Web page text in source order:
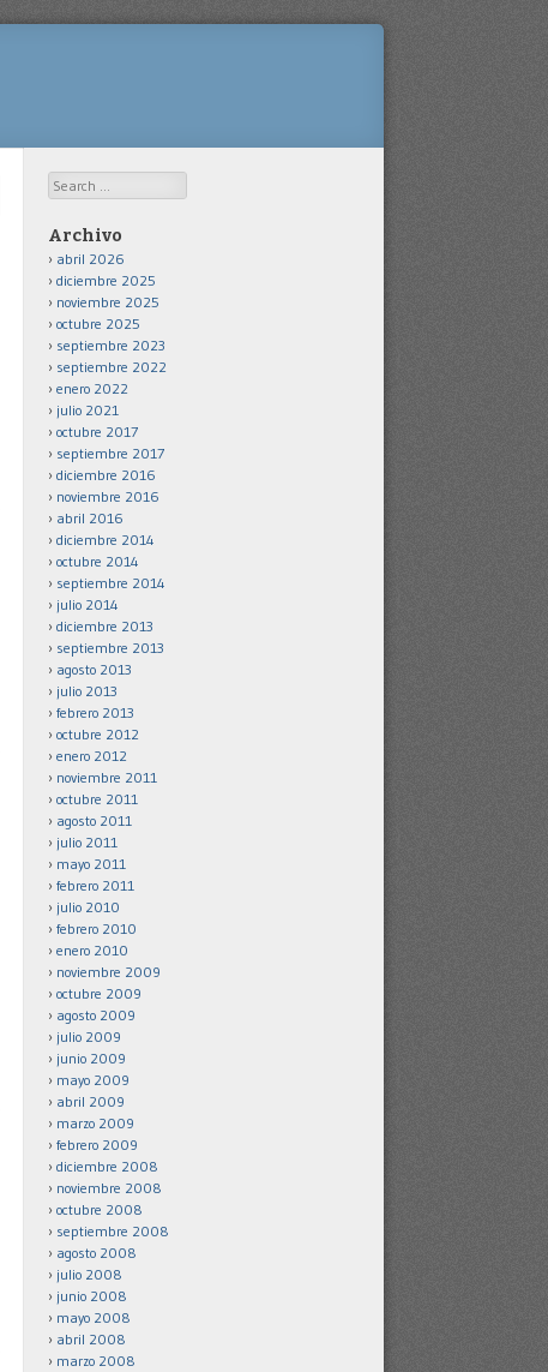
Search
Archivo
abril 2026
diciembre 2025
noviembre 2025
octubre 2025
septiembre 2023
septiembre 2022
enero 2022
julio 2021
octubre 2017
septiembre 2017
diciembre 2016
noviembre 2016
abril 2016
diciembre 2014
octubre 2014
septiembre 2014
julio 2014
diciembre 2013
septiembre 2013
agosto 2013
julio 2013
febrero 2013
octubre 2012
enero 2012
noviembre 2011
octubre 2011
agosto 2011
julio 2011
mayo 2011
febrero 2011
julio 2010
febrero 2010
enero 2010
noviembre 2009
octubre 2009
agosto 2009
julio 2009
junio 2009
mayo 2009
abril 2009
marzo 2009
febrero 2009
diciembre 2008
noviembre 2008
octubre 2008
septiembre 2008
agosto 2008
julio 2008
junio 2008
mayo 2008
abril 2008
marzo 2008